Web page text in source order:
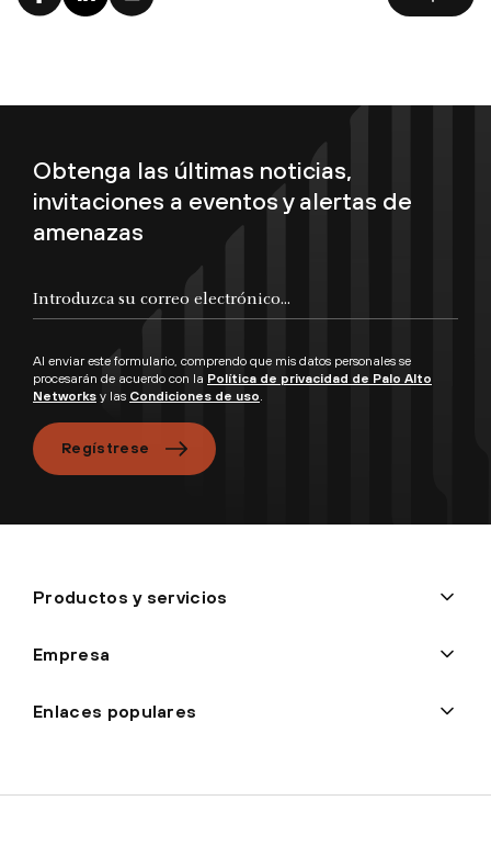
Obtenga las últimas noticias,
invitaciones a eventos y alertas de
amenazas
Al enviar este formulario, comprendo que mis datos personales se
procesarán de acuerdo con la Política de privacidad de Palo Alto
Networks y las Condiciones de uso
Regístrese
Productos y servicios
Empresa
Enlaces populares